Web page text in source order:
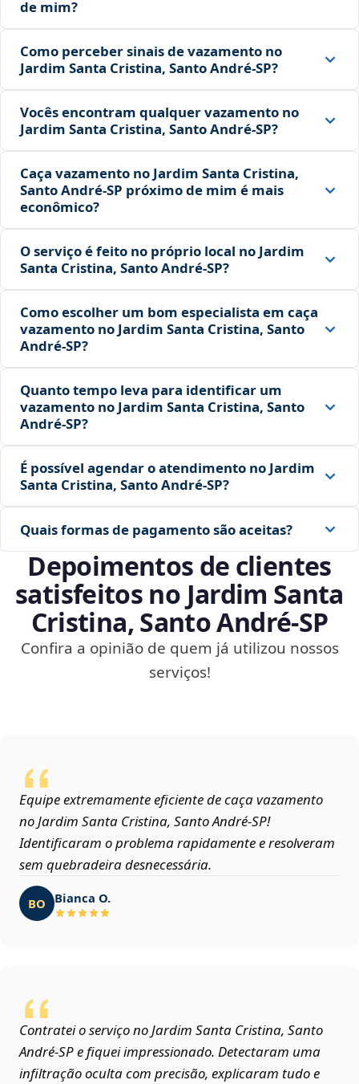
de mim?
Como perceber sinais de vazamento no
Jardim Santa Cristina, Santo André‑SP?
Vocês encontram qualquer vazamento no
Jardim Santa Cristina, Santo André‑SP?
Caça vazamento no Jardim Santa Cristina,
Santo André‑SP próximo de mim é mais
econômico?
O serviço é feito no próprio local no Jardim
Santa Cristina, Santo André‑SP?
Como escolher um bom especialista em caça
vazamento no Jardim Santa Cristina, Santo
André‑SP?
Quanto tempo leva para identificar um
vazamento no Jardim Santa Cristina, Santo
André‑SP?
É possível agendar o atendimento no Jardim
Santa Cristina, Santo André‑SP?
Quais formas de pagamento são aceitas?
Depoimentos de clientes
satisfeitos no Jardim Santa
Cristina, Santo André‑SP
Confira a opinião de quem já utilizou nossos
serviços!
Equipe extremamente eficiente de caça vazamento
no Jardim Santa Cristina, Santo André‑SP!
Identificaram o problema rapidamente e resolveram
sem quebradeira desnecessária.
BO Bianca O.
Contratei o serviço no Jardim Santa Cristina, Santo
André‑SP e fiquei impressionado. Detectaram uma
infiltração oculta com precisão, explicaram tudo e